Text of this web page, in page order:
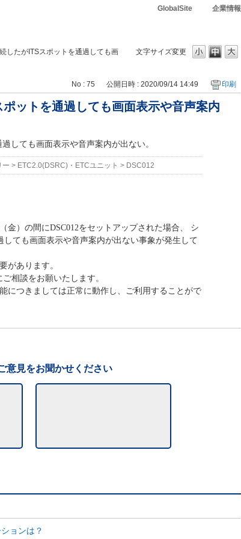
GlobalSite 企業情報
文字サイズ変更
したがITSスポットを通過しても画
No : 75 公開日時 : 2020/09/14 14:49 印刷
ットを通過しても画面表示や音声案内
しても画面表示や音声案内が出ない。
ー > ETC2.0(DSRC)・ETCユニット > DSC012
金）の間にDSC012をセットアップされた場合、 シ
ても画面表示や音声案内が出ない事象が発生して
があります。
相談をお願いたします。
につきましては正常に動作し、ご利用することがで
意見をお聞かせください
ョンは？